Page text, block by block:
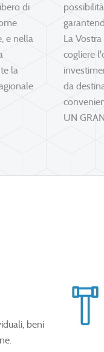
di
e nella
la
La
cogliere
da
UN
beni